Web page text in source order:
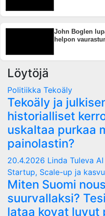
John Boglen
helpon
Löytöjä
Politiikka Tekoäly
Tekoäly ja
historialliset
uskaltaa purkaa
painolastin?
20.4.2026 Linda Tuleva AI
Startup, Scale-up ja
Miten Suomi
suurvallaksi?
lataa kovat luvut